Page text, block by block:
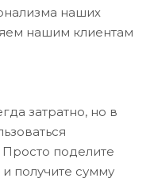
наших
нашим клиентам
затратно, но в
Просто поделите
получите сумму